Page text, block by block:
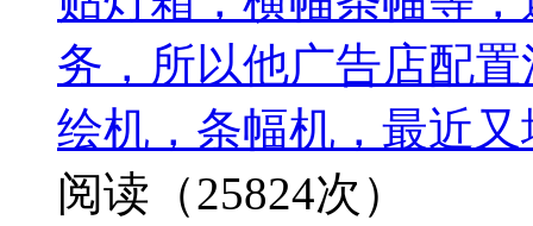
务，所以他广告店配
绘机，条幅机，最近
阅读（25824次）